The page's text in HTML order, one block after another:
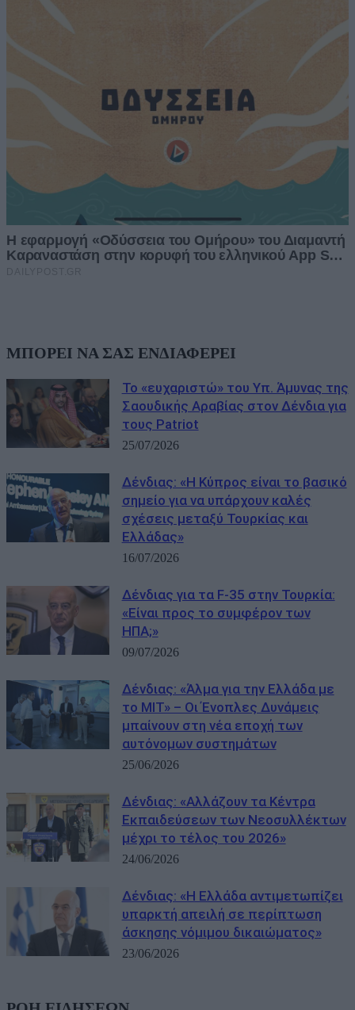
ΜΠΟΡΕΙ ΝΑ ΣΑΣ ΕΝΔΙΑΦΕΡΕΙ
Το «ευχαριστώ» του Υπ. Άμυνας της
Σαουδικής Αραβίας στον Δένδια για
τους Patriot
25/07/2026
Δένδιας: «Η Κύπρος είναι το βασικό
σημείο για να υπάρχουν καλές
σχέσεις μεταξύ Τουρκίας και
Ελλάδας»
16/07/2026
Δένδιας για τα F-35 στην Τουρκία:
«Είναι προς το συμφέρον των
ΗΠΑ;»
09/07/2026
Δένδιας: «Άλμα για την Ελλάδα με
το MIT» – Οι Ένοπλες Δυνάμεις
μπαίνουν στη νέα εποχή των
αυτόνομων συστημάτων
25/06/2026
Δένδιας: «Αλλάζουν τα Κέντρα
Εκπαιδεύσεων των Νεοσυλλέκτων
μέχρι το τέλος του 2026»
24/06/2026
Δένδιας: «Η Ελλάδα αντιμετωπίζει
υπαρκτή απειλή σε περίπτωση
άσκησης νόμιμου δικαιώματος»
23/06/2026